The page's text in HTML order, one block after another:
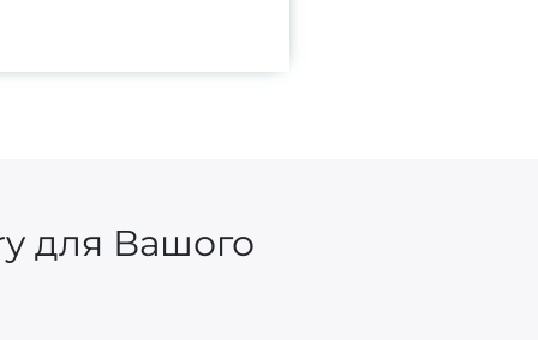
для Вашого